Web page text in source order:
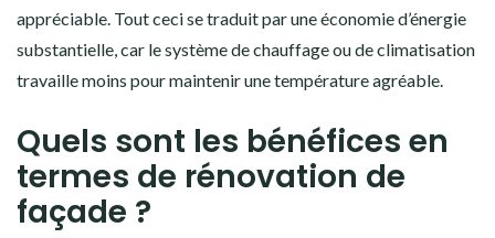
appréciable. Tout ceci se traduit par une économie d’énergie
substantielle, car le système de chauffage ou de climatisation
travaille moins pour maintenir une température agréable.
Quels sont les bénéfices en
termes de rénovation de
façade ?